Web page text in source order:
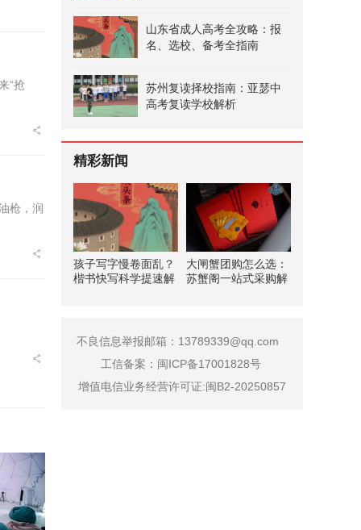
“抢
枪，润
山东省成人高考全攻略：报
名、选校、备考全指南
苏州复读择校指南：亚瑟中
高考复读学校解析
精彩新闻
孩子写字慢卷面乱？
楷书快写科学提速解
大闸蟹团购怎么选：
苏蟹阁一站式采购解
不良信息举报邮箱：13789339@qq.com
工信备案： 闽ICP备17001828号
增值电信业务经营许可证:闽B2-20250857